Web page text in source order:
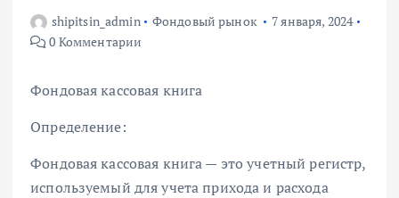
shipitsin_admin Фондовый рынок
7 января, 2024
0 Комментарии
Фондовая кассовая книга
Определение:
Фондовая кассовая книга — это учетный регистр,
используемый для учета прихода и расхода